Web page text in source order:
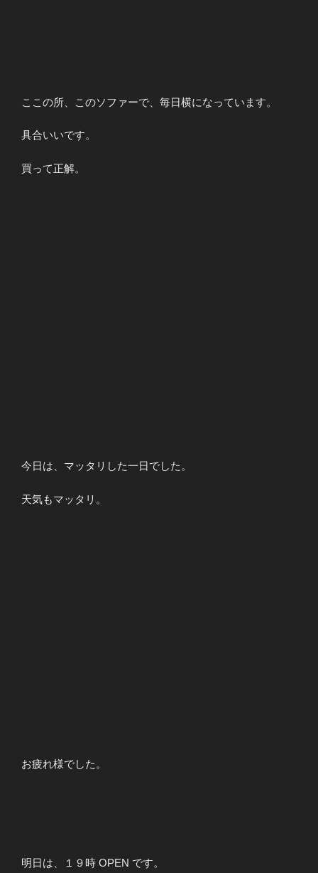
ここの所、このソファーで、毎日横になっています。
具合いいです。
買って正解。
今日は、マッタリした一日でした。
天気もマッタリ。
お疲れ様でした。
明日は、１９時 OPEN です。